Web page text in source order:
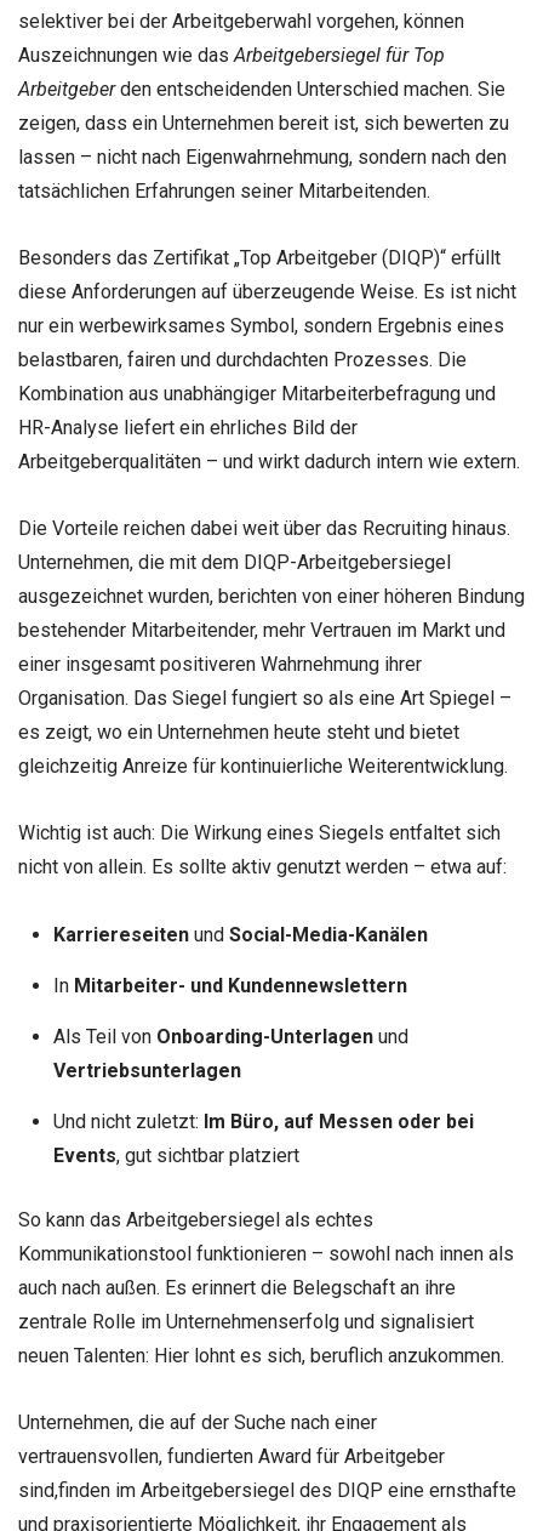
selektiver bei der Arbeitgeberwahl vorgehen, können
Auszeichnungen wie dasArbeitgebersiegel für Top
Arbeitgeberden entscheidenden Unterschied machen. Sie
zeigen, dass ein Unternehmen bereit ist, sich bewerten zu
lassen – nicht nach Eigenwahrnehmung, sondern nach den
tatsächlichen Erfahrungen seiner Mitarbeitenden.
Besonders das Zertifikat „Top Arbeitgeber (DIQP)“ erfüllt
diese Anforderungen auf überzeugende Weise. Es ist nicht
nur ein werbewirksames Symbol, sondern Ergebnis eines
belastbaren, fairen und durchdachten Prozesses. Die
Kombination aus unabhängiger Mitarbeiterbefragung und
HR-Analyse liefert ein ehrliches Bild der
Arbeitgeberqualitäten – und wirkt dadurch intern wie extern.
Die Vorteile reichen dabei weit über das Recruiting hinaus.
Unternehmen, die mit dem DIQP-Arbeitgebersiegel
ausgezeichnet wurden, berichten von einer höheren Bindung
bestehender Mitarbeitender, mehr Vertrauen im Markt und
einer insgesamt positiveren Wahrnehmung ihrer
Organisation. Das Siegel fungiert so als eine Art Spiegel –
es zeigt, wo ein Unternehmen heute steht und bietet
gleichzeitig Anreize für kontinuierliche Weiterentwicklung.
Wichtig ist auch: Die Wirkung eines Siegels entfaltet sich
nicht von allein. Es sollte aktiv genutzt werden – etwa auf:
Karriereseitenund Social-Media-Kanälen
In Mitarbeiter- und Kundennewslettern
Als Teil von Onboarding-Unterlagenund
Vertriebsunterlagen
Und nicht zuletzt: Im Büro, auf Messen oder bei
Events, gut sichtbar platziert
So kann das Arbeitgebersiegel als echtes
Kommunikationstool funktionieren – sowohl nach innen als
auch nach außen. Es erinnert die Belegschaft an ihre
zentrale Rolle im Unternehmenserfolg und signalisiert
neuen Talenten: Hier lohnt es sich, beruflich anzukommen.
Unternehmen, die auf der Suche nach einer
vertrauensvollen, fundierten Award für Arbeitgeber
sind,finden im Arbeitgebersiegel des DIQP eine ernsthafte
und praxisorientierte Möglichkeit, ihr Engagement als